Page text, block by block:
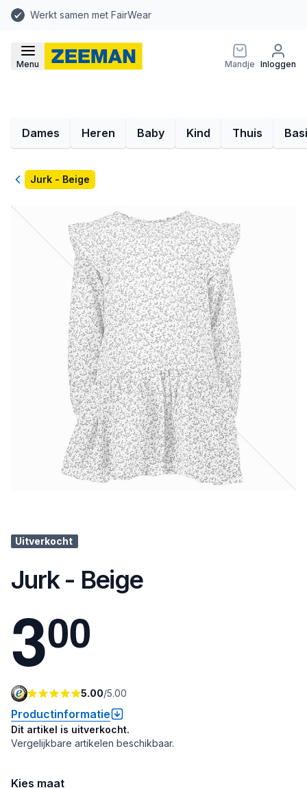
Werkt samen met FairWear
Menu Mandje Inloggen
Dames Heren Baby Kind Thuis
TerugJurk - Beige
Uitverkocht
Jurk - Beige
300
5.00/5.00
Productinformatie
Dit artikel is uitverkocht.
Vergelijkbare artikelen beschikbaar.
Kies maat